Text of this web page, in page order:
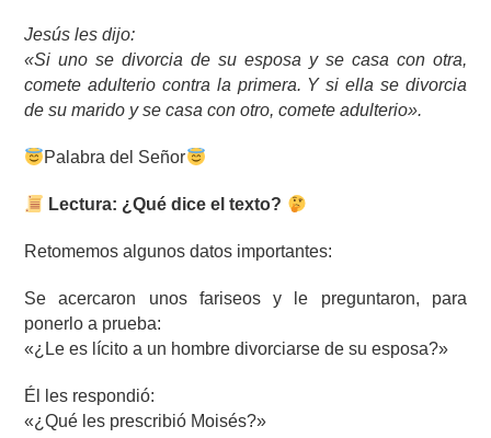
Jesús les dijo:
«Si uno se divorcia de su esposa y se casa con otra,
comete adulterio contra la primera. Y si ella se divorcia
de su marido y se casa con otro, comete adulterio».
Palabra del Señor
Lectura: ¿Qué dice el texto?
Retomemos algunos datos importantes:
Se acercaron unos fariseos y le preguntaron, para
ponerlo a prueba:
«¿Le es lícito a un hombre divorciarse de su esposa?»
Él les respondió:
«¿Qué les prescribió Moisés?»